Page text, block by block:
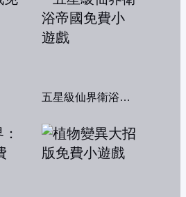
五星級仙界衛浴帝國